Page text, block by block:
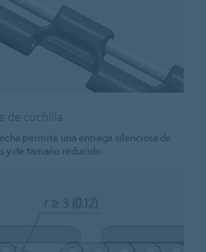
de cuchilla
permite una entrega silenciosa de
y de tamaño reducido